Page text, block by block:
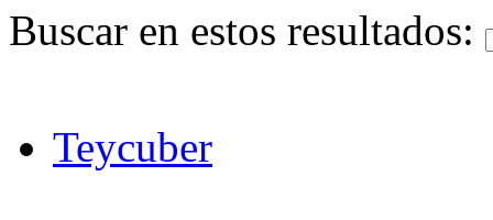
Buscar en estos resultados:
Teycuber